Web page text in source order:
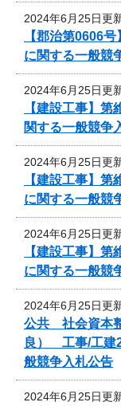
2024年6月25日更
【郡治第0606
に関する一般競
2024年6月25日更
【建設工事】
関する一般競争
2024年6月25日更
【建設工事】
に関する一般競
2024年6月25日更
【建設工事】
に関する一般競
2024年6月25日更
公共 社会資本
良） 工事/工建
般競争入札公告
2024年6月25日更